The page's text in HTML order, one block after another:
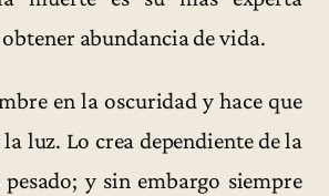
abundancia de vida.
en la oscuridad y hace que
luz. Lo crea dependiente de la
y sin embargo siempre